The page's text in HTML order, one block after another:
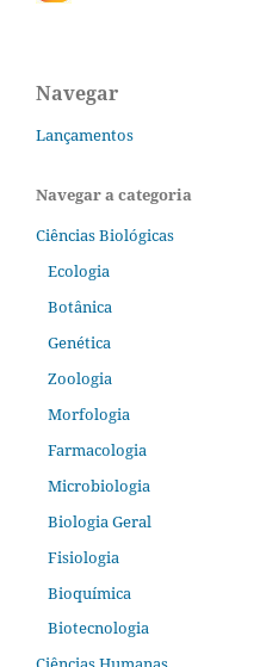
Navegar
Lançamentos
Navegar a categoria
Ciências Biológicas
Ecologia
Botânica
Genética
Zoologia
Morfologia
Farmacologia
Microbiologia
Biologia Geral
Fisiologia
Bioquímica
Biotecnologia